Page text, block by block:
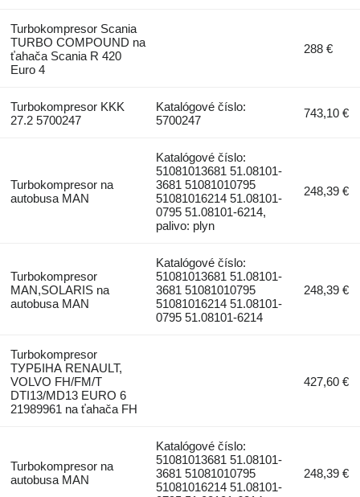
Turbokompresor Scania
TURBO COMPOUND na
ťahača Scania R 420
Euro 4
288 €
Turbokompresor KKK
27.2 5700247
Katalógové číslo:
5700247
743,10 €
Turbokompresor na
autobusa MAN
Katalógové číslo:
51081013681 51.08101-
3681 51081010795
51081016214 51.08101-
0795 51.08101-6214,
palivo: plyn
248,39 €
Turbokompresor
MAN,SOLARIS na
autobusa MAN
Katalógové číslo:
51081013681 51.08101-
3681 51081010795
51081016214 51.08101-
0795 51.08101-6214
248,39 €
Turbokompresor
ТУРБІНА RENAULT,
VOLVO FH/FM/T
DTI13/MD13 EURO 6
21989961 na ťahača FH
427,60 €
Turbokompresor na
autobusa MAN
Katalógové číslo:
51081013681 51.08101-
3681 51081010795
51081016214 51.08101-
248,39 €